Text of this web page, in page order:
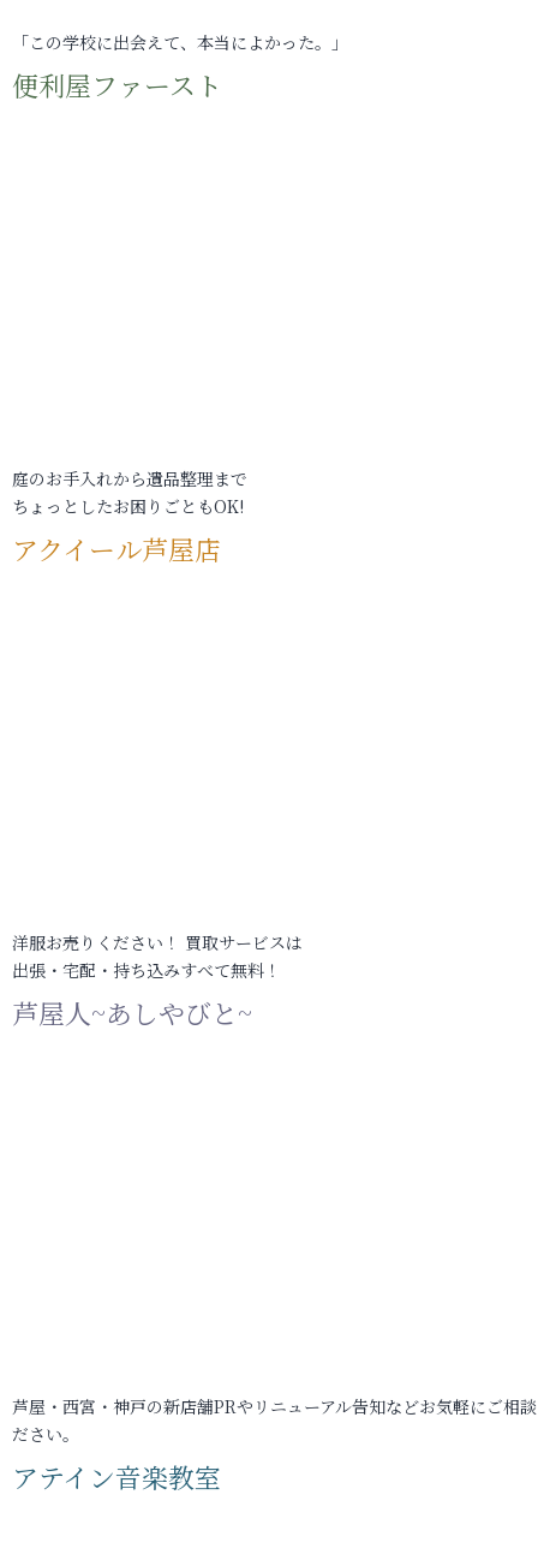
「この学校に出会えて、本当によかった。」
便利屋ファースト
庭のお手入れから遺品整理まで
ちょっとしたお困りごともOK!
アクイール芦屋店
洋服お売りください！ 買取サービスは
出張・宅配・持ち込みすべて無料！
芦屋人~あしやびと~
芦屋・西宮・神戸の新店舗PRやリニューアル告知などお気軽にご相
ださい。
アテイン音楽教室